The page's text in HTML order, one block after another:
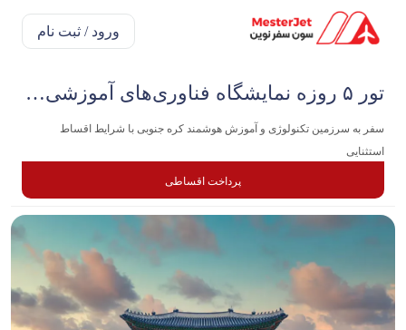
ورود / ثبت نام
تور ۵ روزه نمایشگاه فناوری‌های آموزشی Education Korea
سفر به سرزمین تکنولوژی و آموزش هوشمند کره جنوبی با شرایط اقساط
استثنایی
پرداخت اقساطی